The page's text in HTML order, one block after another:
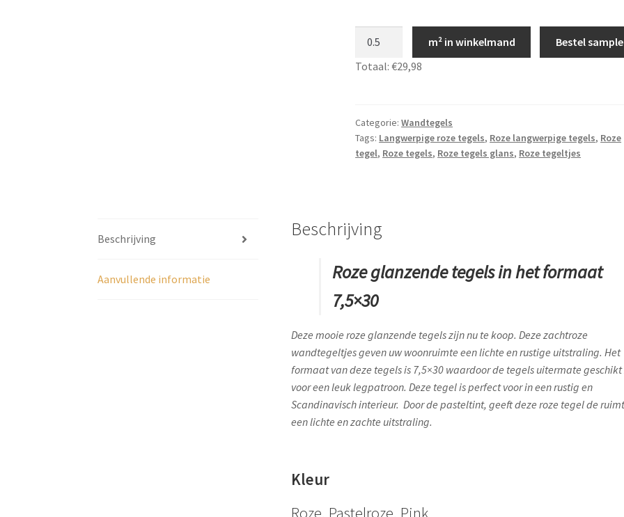
tegels
tegels,
JS27
aantal
m² in winkelmand
Bestel sample
Totaal:€29,98
Categorie:Wandtegels
Tags: Langwerpige roze tegels, Roze langwerpige tegels, Roze
tegel, Roze tegels, Roze tegels glans, Roze tegeltjes
Beschrijving
Aanvullende informatie
Beschrijving
Roze glanzende tegels in het formaat
7,5×30
Deze mooie roze glanzende tegels zijn nu te koop. Deze zachtroze
wandtegeltjes geven uw woonruimte een lichte en rustige uitstraling. Het
formaat van deze tegels is 7,5×30 waardoor de tegels uitermate
voor een leuk legpatroon. Deze tegel is perfect voor in een rustig en
Scandinavisch interieur. Door de pasteltint, geeft deze roze tegel de
een lichte en zachte uitstraling.
Kleur
Roze, Pastelroze, Pink